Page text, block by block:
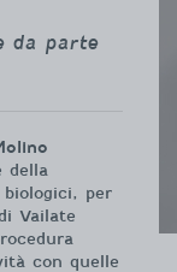
da parte
della
per
Vailate
con quelle